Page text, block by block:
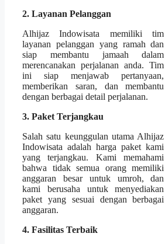
2. Layanan Pelanggan
Alhijaz Indowisata memiliki tim
layanan pelanggan yang ramah dan
siap membantu jamaah dalam
merencanakan perjalanan anda. Tim
ini siap menjawab pertanyaan,
memberikan saran, dan membantu
dengan berbagai detail perjalanan.
3. Paket Terjangkau
Salah satu keunggulan utama Alhijaz
Indowisata adalah harga paket kami
yang terjangkau. Kami memahami
bahwa tidak semua orang memiliki
anggaran besar untuk umroh, dan
kami berusaha untuk menyediakan
paket yang sesuai dengan berbagai
anggaran.
4. Fasilitas Terbaik